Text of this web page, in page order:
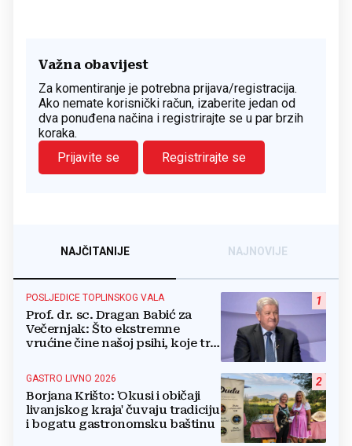
Važna obavijest
Za komentiranje je potrebna prijava/registracija.
Ako nemate korisnički račun, izaberite jedan od
dva ponuđena načina i registrirajte se u par brzih
koraka.
Prijavite se
Registrirajte se
NAJČITANIJE NAJNOVIJE
1
POSLJEDICE TOPLINSKOG VALA
Prof. dr. sc. Dragan Babić za
Večernjak: Što ekstremne
vrućine čine našoj psihi, koje tri
boriti...
2
GASTRO LIVNO 2026
Borjana Krišto: 'Okusi i običaji
livanjskog kraja' čuvaju tradiciju
i bogatu gastronomsku baštinu